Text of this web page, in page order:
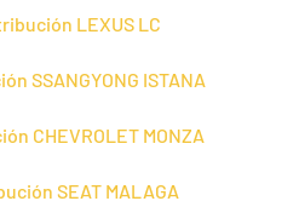
LEXUS LC
SSANGYONG ISTANA
CHEVROLET MONZA
SEAT MALAGA